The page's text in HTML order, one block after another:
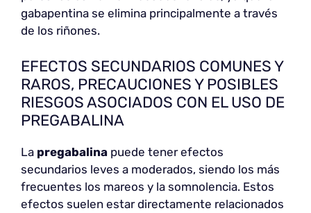
gabapentina se elimina principalmente a través
de los riñones.
EFECTOS SECUNDARIOS COMUNES Y
RAROS, PRECAUCIONES Y POSIBLES
RIESGOS ASOCIADOS CON EL USO DE
PREGABALINA
La pregabalina puede tener efectos
secundarios leves a moderados, siendo los más
frecuentes los mareos y la somnolencia. Estos
efectos suelen estar directamente relacionados